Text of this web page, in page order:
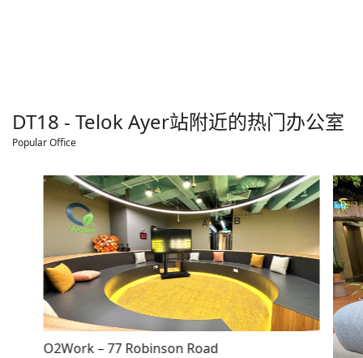
DT18 - Telok Ayer站附近的热门办公室
Popular Office
O2Work – 77 Robinson Road